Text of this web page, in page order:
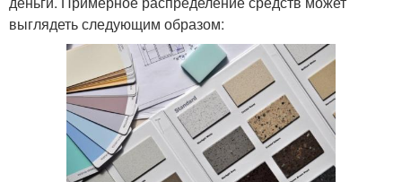
выглядеть следующим образом: